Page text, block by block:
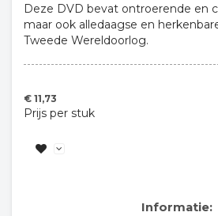
Deze DVD bevat ontroerende en
maar ook alledaagse en
Tweede Wereldoorlog.
€ 11,73
Prijs per stuk
Informatie: